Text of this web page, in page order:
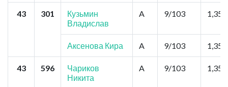
43 301
Кузьмин
Владислав
A 9/103 1,35
Аксенова Кира A 9/103 1,35
43 596
Чариков
Никита
A 9/103 1,35